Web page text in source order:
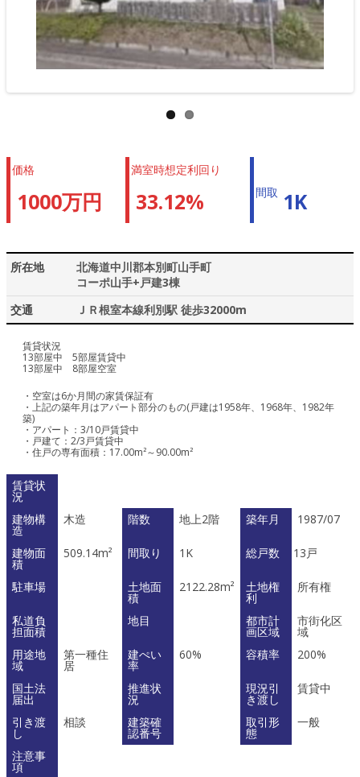
価格
1000万円
満室時想定利回り
33.12% 間取 1K
所在地
北海道中川郡本別町山手町
コーポ山手+戸建3棟
交通
ＪＲ根室本線利別駅 徒歩32000m
賃貸状況
13部屋中 5部屋賃貸中
13部屋中 8部屋空室
・空室は6か月間の家賃保証有
・上記の築年月はアパート部分のもの(戸建は1958年、1968年、1982年
築)
・アパート：3/10戸賃貸中
・戸建て：2/3戸賃貸中
・住戸の専有面積：17.00m²～90.00m²
賃貸状
況
建物構
造
木造 階数 地上2階 築年月 1987/07
建物面
積
509.14m² 間取り 1K 総戸数 13戸
駐車場 土地面
積
2122.28m² 土地権
利
所有権
私道負
担面積
地目 都市計
画区域
市街化区
域
用途地
域
第一種住
居
建ぺい
率
60% 容積率 200%
国土法
届出
推進状
況
現況引
き渡し
賃貸中
引き渡
し
相談 建築確
認番号
取引形
態
一般
注意事
項